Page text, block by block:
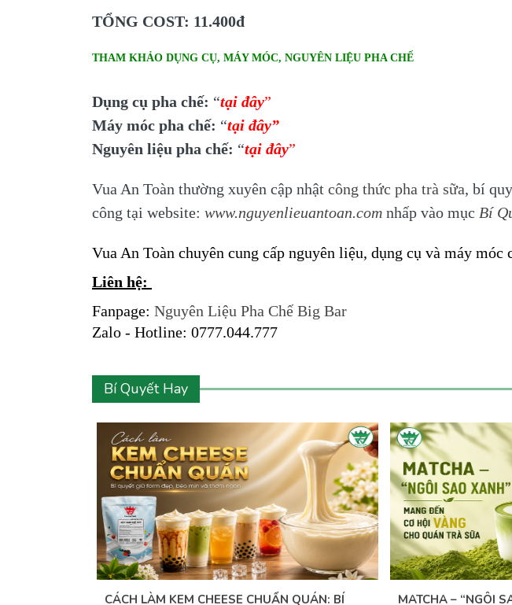
TỔNG COST: 11.400đ
THAM KHẢO DỤNG CỤ, MÁY MÓC, NGUYÊN LIỆU PHA CHẾ
Dụng cụ pha chế: “tại đây”
Máy móc pha chế: “tại đây”
Nguyên liệu pha chế: “tại đây”
Vua An Toàn thường xuyên cập nhật công thức pha trà sữa, bí
công tại website: www.nguyenlieuantoan.com nhấp vào mục Bí
Vua An Toàn chuyên cung cấp nguyên liệu, dụng cụ và máy
Liên hệ:
Fanpage: Nguyên Liệu Pha Chế Big Bar
Zalo - Hotline: 0777.044.777
Bí Quyết Hay
CÁCH LÀM KEM CHEESE CHUẨN QUÁN: BÍ MATCHA – “NGÔI